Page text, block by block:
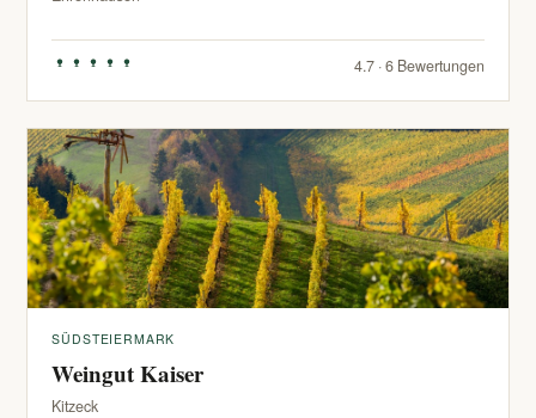
4.7 · 6 Bewertungen
SÜDSTEIERMARK
Weingut Kaiser
Kitzeck